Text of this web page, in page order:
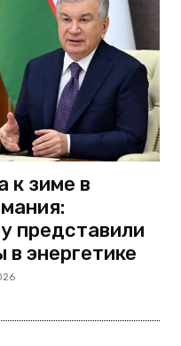
к зиме в
представили
энергетике